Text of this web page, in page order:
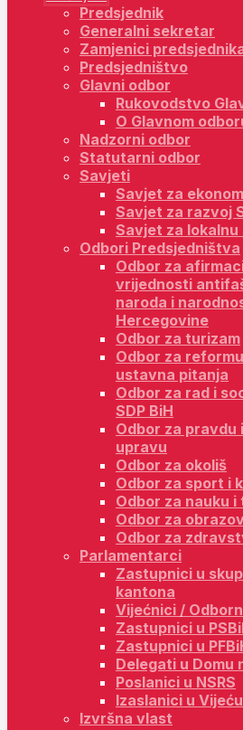
Predsjednik
Generalni sekretar
Zamjenici
Predsjedništvo
Glavni odbor
Rukovodstvo
O Glavnom
Nadzorni odbor
Statutarni odbor
Savjeti
Savjet za
Savjet za razvoj
Savjet za
Odbori Predsjedništva
Odbor za
vrijednosti
naroda i
Hercegovine
Odbor za turizam
Odbor za
ustavna pitanja
Odbor za rad i
SDP BiH
Odbor za pravdu
upravu
Odbor za okoliš
Odbor za sport i
Odbor za nauku i
Odbor za
Odbor za
Parlamentarci
Zastupnici u
kantona
Vijećnici /
Zastupnici u
Zastupnici u
Delegati u Domu
Poslanici u NSRS
Izaslanici u
Izvršna vlast